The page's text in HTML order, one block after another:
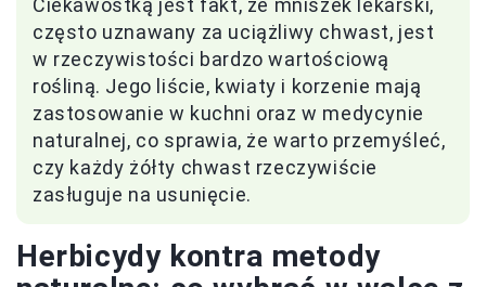
często uznawany za uciążliwy chwast, jest
w rzeczywistości bardzo wartościową
rośliną. Jego liście, kwiaty i korzenie mają
zastosowanie w kuchni oraz w medycynie
naturalnej, co sprawia, że warto przemyśleć,
czy każdy żółty chwast rzeczywiście
zasługuje na usunięcie.
Herbicydy kontra metody